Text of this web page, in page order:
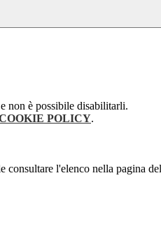
non è possibile disabilitarli.
POLICY.
consultare l'elenco nella pagina